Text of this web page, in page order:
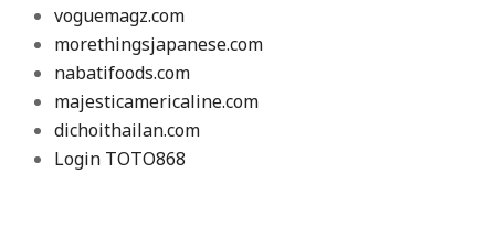
voguemagz.com
morethingsjapanese.com
nabatifoods.com
majesticamericaline.com
dichoithailan.com
Login TOTO868